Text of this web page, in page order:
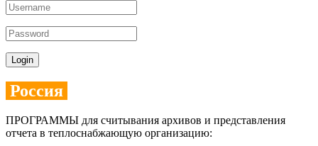
Россия
ПРОГРАММЫ для считывания архивов и представления
отчета в теплоснабжающую организацию: